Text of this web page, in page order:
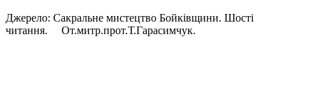
Джерело: Сакральне мистецтво Бойківщини. Шості
читання. От.митр.прот.Т.Гарасимчук.